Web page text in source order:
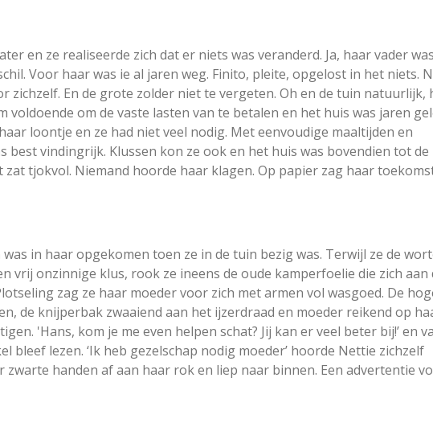
en ze realiseerde zich dat er niets was veranderd. Ja, haar vader
Voor haar was ie al jaren weg. Finito, pleite, opgelost in het niets.
zichzelf. En de grote zolder niet te vergeten. Oh en de tuin natuurlijk,
voldoende om de vaste lasten van te betalen en het huis was jaren
loontje en ze had niet veel nodig. Met eenvoudige maaltijden en
best vindingrijk. Klussen kon ze ook en het huis was bovendien tot
tjokvol. Niemand hoorde haar klagen. Op papier zag haar
in haar opgekomen toen ze in de tuin bezig was. Terwijl ze de
vrij onzinnige klus, rook ze ineens de oude kamperfoelie die zich aan
zag ze haar moeder voor zich met armen vol wasgoed. De
de knijperbak zwaaiend aan het ijzerdraad en moeder reikend op
'Hans, kom je me even helpen schat? Jij kan er veel beter bij!’ en
bleef lezen. ‘Ik heb gezelschap nodig moeder’ hoorde Nettie zichzelf
handen af aan haar rok en liep naar binnen. Een advertentie